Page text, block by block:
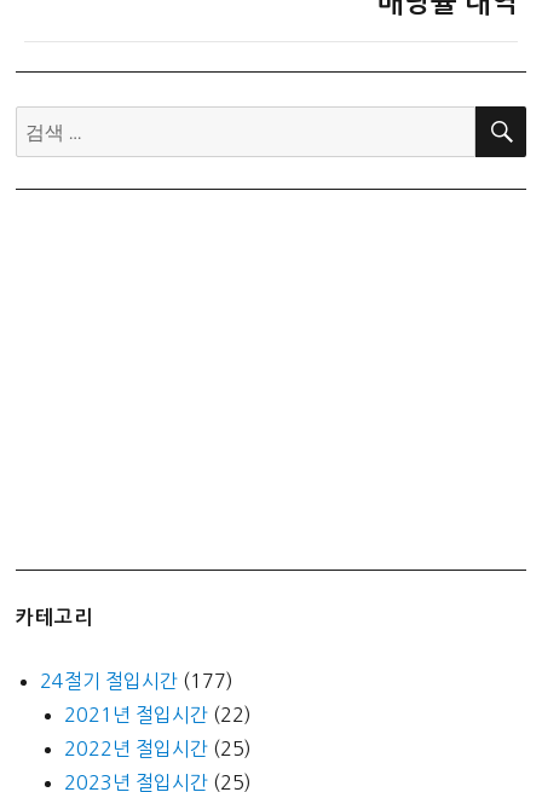
검
색:
검
카테고리
24절기 절입시간 (177)
2021년 절입시간 (22)
2022년 절입시간 (25)
2023년 절입시간 (25)